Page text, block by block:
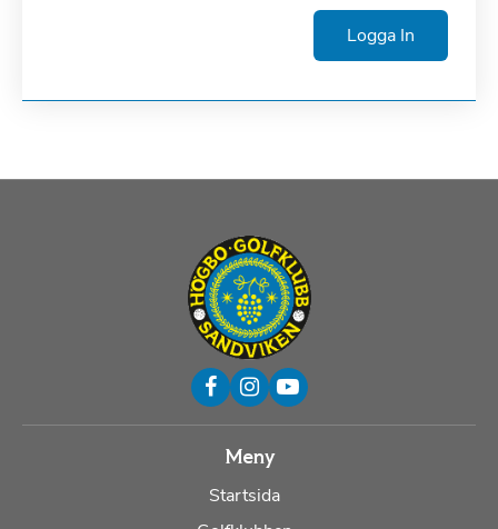
Logga In
Meny
Startsida